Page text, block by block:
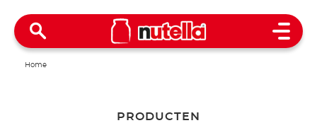
Open
Home
PRODUCTEN